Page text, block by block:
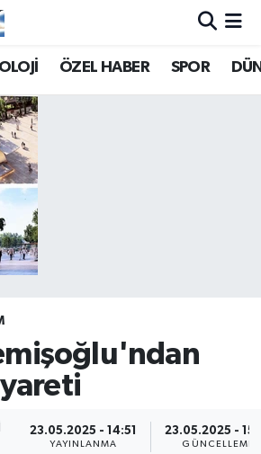
ÖZEL HABER SPOR
23.05.2025 - 14:51
YAYINLANMA
23.05.2025 -
GÜNCELLEME